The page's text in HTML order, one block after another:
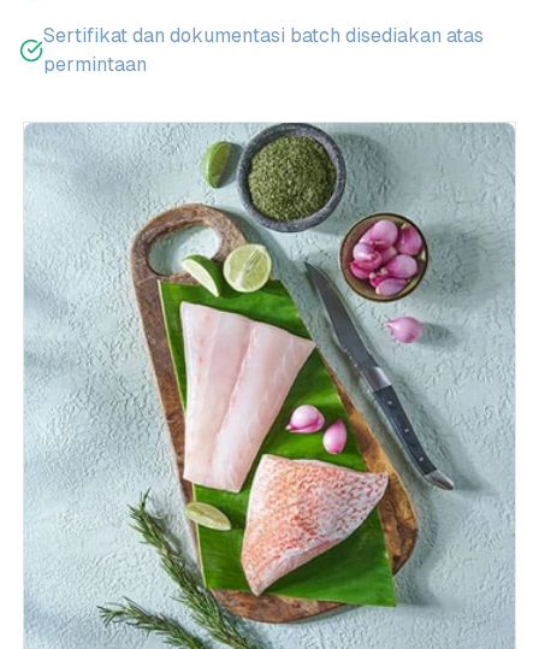
Sertifikat dan dokumentasi batch disediakan atas
permintaan